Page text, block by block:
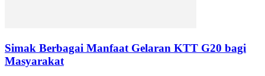
Simak Berbagai Manfaat Gelaran KTT G20 bagi
Masyarakat